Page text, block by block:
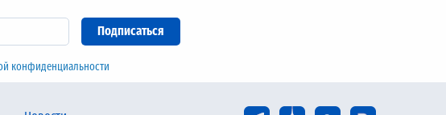
конфиденциальности